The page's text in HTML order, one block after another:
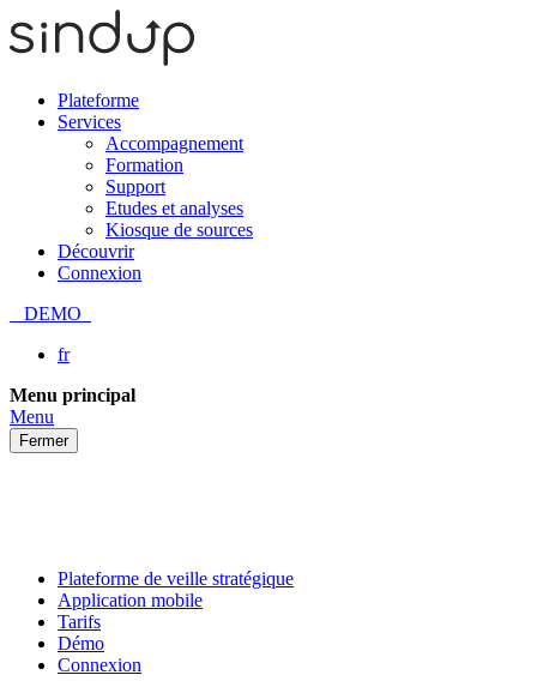
Plateforme
Services
Accompagnement
Formation
Support
Etudes et analyses
Kiosque de sources
Découvrir
Connexion
DEMO
fr
Passer
au
contenu
Menu principal
Menu
Fermer
Plateforme de veille stratégique
Application mobile
Tarifs
Démo
Connexion